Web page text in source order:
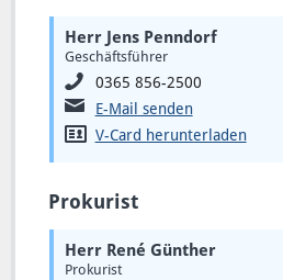
Herr Jens Penndorf
Geschäftsführer
0365 856-2500
E-Mail senden
V-Card herunterladen
Prokurist
Herr René Günther
Prokurist